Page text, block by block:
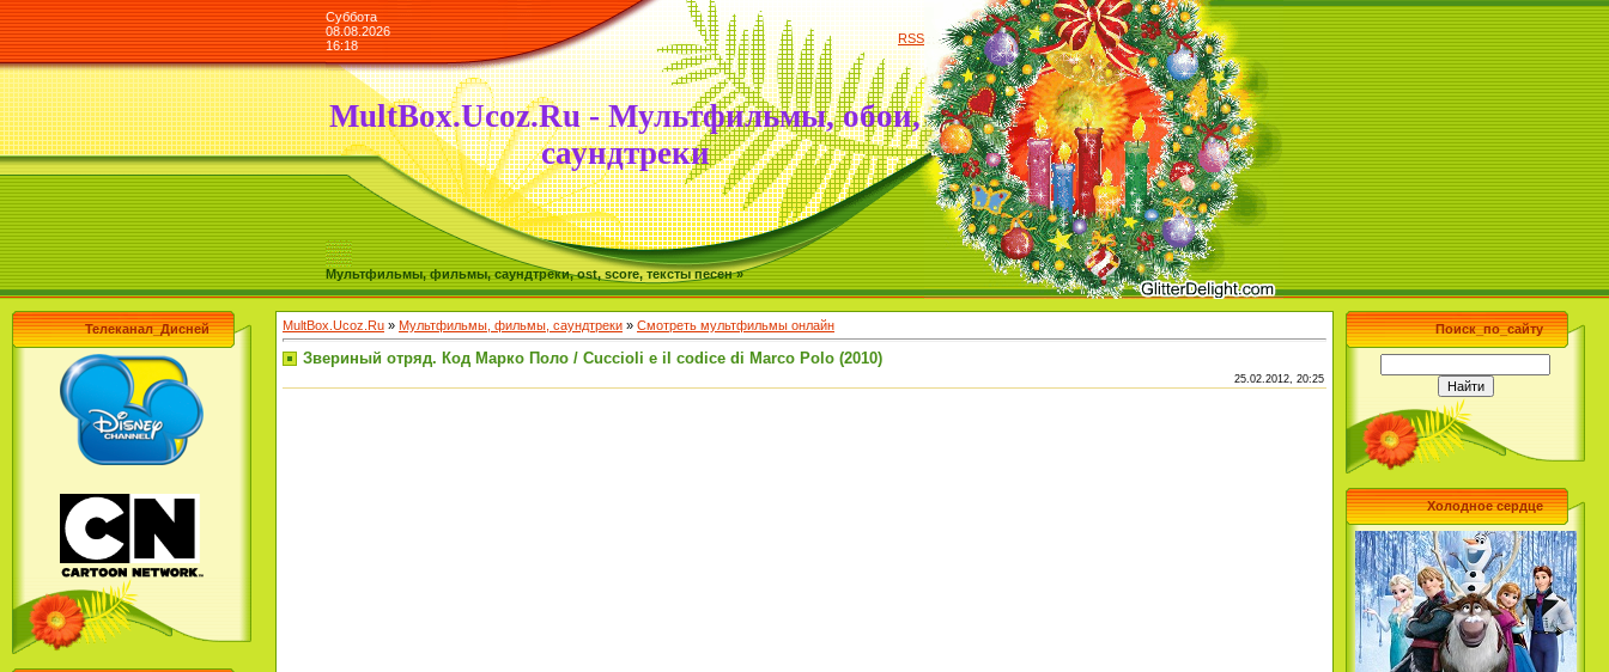
Суббота
08.08.2026
16:18
RSS
MultBox.Ucoz.Ru - Мультфильмы, обои,
саундтреки
Мультфильмы, фильмы, саундтреки, ost, score, тексты песен »
Телеканал_Дисней MultBox.Ucoz.Ru » Мультфильмы, фильмы, саундтреки » Смотреть мультфильмы онлайн
Звериный отряд. Код Марко Поло / Cuccioli e il codice di Marco Polo (2010)
25.02.2012, 20:25
Поиск_по_сайту
Холодное сердце